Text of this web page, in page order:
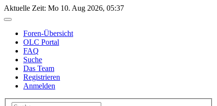
Aktuelle Zeit: Mo 10. Aug 2026, 05:37
Foren-Übersicht
OLC Portal
FAQ
Suche
Das Team
Registrieren
Anmelden